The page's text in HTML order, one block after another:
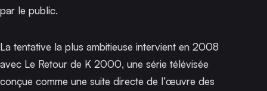
par le public.
La tentative la plus ambitieuse intervient en 2008
avec Le Retour de K 2000, une série télévisée
conçue comme une suite directe de l’œuvre des